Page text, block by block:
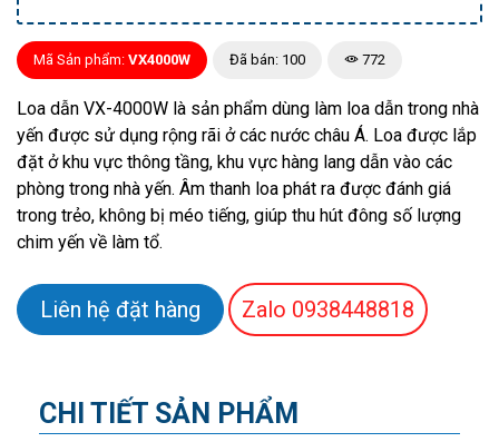
Mã Sản phẩm: VX4000W Đã bán: 100 772
Loa dẫn VX-4000W là sản phẩm dùng làm loa dẫn trong nhà
yến được sử dụng rộng rãi ở các nước châu Á. Loa được lắp
đặt ở khu vực thông tầng, khu vực hàng lang dẫn vào các
phòng trong nhà yến. Âm thanh loa phát ra được đánh giá
trong trẻo, không bị méo tiếng, giúp thu hút đông số lượng
chim yến về làm tổ.
Liên hệ đặt hàng Zalo 0938448818
CHI TIẾT SẢN PHẨM